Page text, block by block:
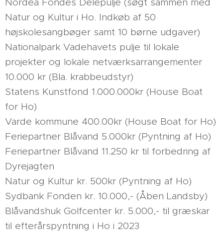
Natur og Kultur i Ho. Indkøb af 50
højskolesangbøger samt 10 børne udgaver)
Nationalpark Vadehavets pulje til lokale
projekter og lokale netværksarrangementer
10.000 kr (Bla. krabbeudstyr)
Statens Kunstfond 1.000.000kr (House Boat
for Ho)
Varde kommune 400.00kr (House Boat for Ho)
Feriepartner Blåvand 5.000kr (Pyntning af Ho)
Feriepartner Blåvand 11.250 kr til forbedring af
Dyrejagten
Natur og Kultur kr. 500kr (Pyntning af Ho)
Sydbank Fonden kr. 10.000,- (Åben Landsby)
Blåvandshuk Golfcenter kr. 5.000,- til græskar
til efterårspyntning i Ho i 2023